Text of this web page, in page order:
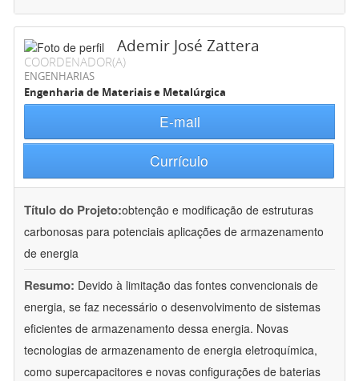
Ademir José Zattera
COORDENADOR(A)
ENGENHARIAS
Engenharia de Materiais e Metalúrgica
E-mail
Currículo
Título do Projeto:obtenção e modificação de estruturas
carbonosas para potenciais aplicações de armazenamento
de energia
Resumo: Devido à limitação das fontes convencionais de
energia, se faz necessário o desenvolvimento de sistemas
eficientes de armazenamento dessa energia. Novas
tecnologias de armazenamento de energia eletroquímica,
como supercapacitores e novas configurações de baterias